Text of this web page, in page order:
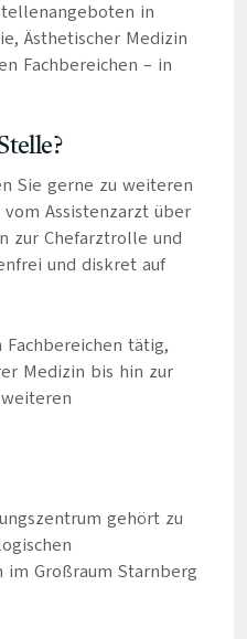
in
Ästhetischer Medizin
Fachbereichen – in
Sie gerne zu weiteren
Assistenzarzt über
zur Chefarztrolle und
und diskret auf
tätig,
Medizin bis hin zur
gehört zu
im Großraum Starnberg